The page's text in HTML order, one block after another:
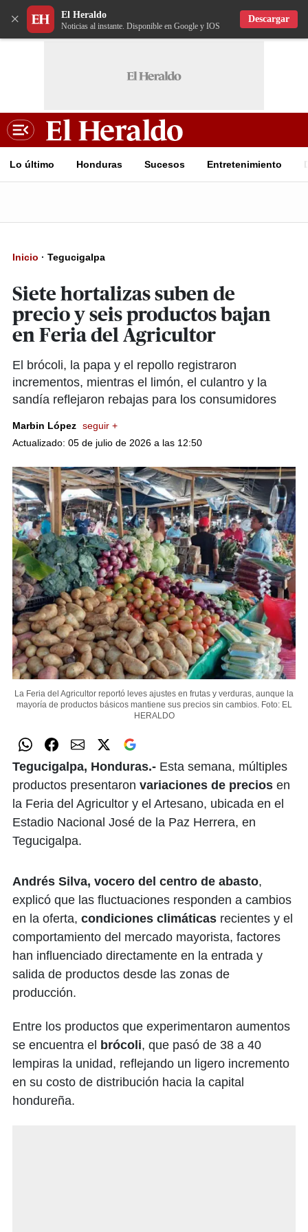
× El Heraldo
Noticias al instante. Disponible en Google y IOS
Descargar
Lo último Honduras Sucesos Entretenimiento
Inicio · Tegucigalpa
Siete hortalizas suben de
precio y seis productos bajan
en Feria del Agricultor
El brócoli, la papa y el repollo registraron
incrementos, mientras el limón, el culantro y la
sandía reflejaron rebajas para los consumidores
Marbin López seguir +
Actualizado: 05 de julio de 2026 a las 12:50
La Feria del Agricultor reportó leves ajustes en frutas y verduras, aunque la
mayoría de productos básicos mantiene sus precios sin cambios. Foto: EL
HERALDO
Tegucigalpa, Honduras.- Esta semana, múltiples
productos presentaron variaciones de precios en
la Feria del Agricultor y el Artesano, ubicada en el
Estadio Nacional José de la Paz Herrera, en
Tegucigalpa.
Andrés Silva, vocero del centro de abasto,
explicó que las fluctuaciones responden a cambios
en la oferta, condiciones climáticas recientes y el
comportamiento del mercado mayorista, factores
han influenciado directamente en la entrada y
salida de productos desde las zonas de
producción.
Entre los productos que experimentaron aumentos
se encuentra el brócoli, que pasó de 38 a 40
lempiras la unidad, reflejando un ligero incremento
en su costo de distribución hacia la capital
hondureña.